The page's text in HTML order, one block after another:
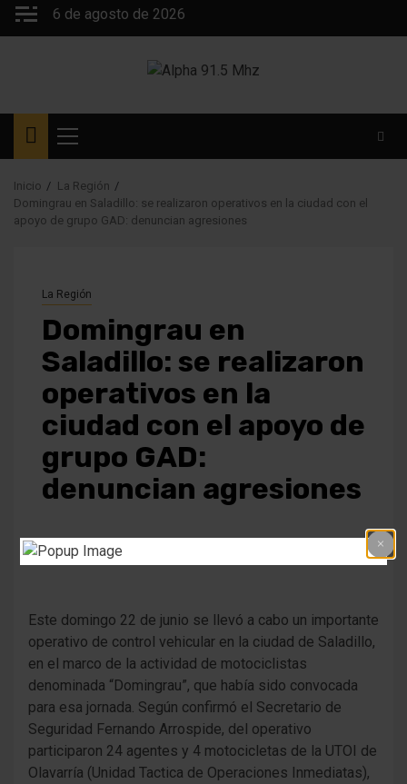
Saltar
6 de agosto de 2026
Menú
principal
Inicio
La Región
Domingrau en Saladillo: se realizaron operativos en la ciudad con el
apoyo de grupo GAD: denuncian agresiones
La Región
Domingrau en
Saladillo: se realizaron
operativos en la
ciudad con el apoyo de
grupo GAD:
denuncian agresiones
1 año atrás
Este domingo 22 de junio se llevó a cabo un importante
operativo de control vehicular en la ciudad de Saladillo,
en el marco de la actividad de motociclistas
denominada “Domingrau”, que había sido convocada
para esa jornada. Según confirmó el Secretario de
Seguridad Fernando Arrospide, del operativo
participaron 24 agentes y 4 motocicletas de la UTOI de
Olavarría (Unidad Tactica de Operaciones Inmediatas),